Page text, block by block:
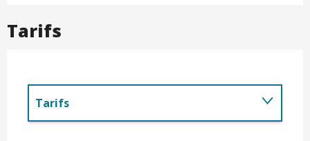
Tarifs
Tarifs